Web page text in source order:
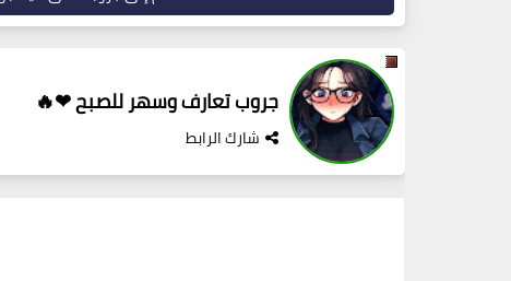
جروب تعارف وسهر للصبح ❤🔥
شارك الرابط